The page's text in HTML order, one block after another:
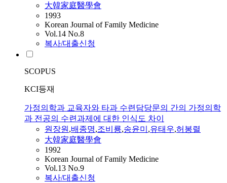
大韓家庭醫學會
1993
Korean Journal of Family Medicine
Vol.14 No.8
복사/대출신청
SCOPUS
KCI등재
가정의학과 교육자와 타과 수련담당문의 간의 가정의학
과 전공의 수련과제에 대한 인식도 차이
원장원,배종명,조비룡,송윤미 ,유태우,허봉렬
大韓家庭醫學會
1992
Korean Journal of Family Medicine
Vol.13 No.9
복사/대출신청